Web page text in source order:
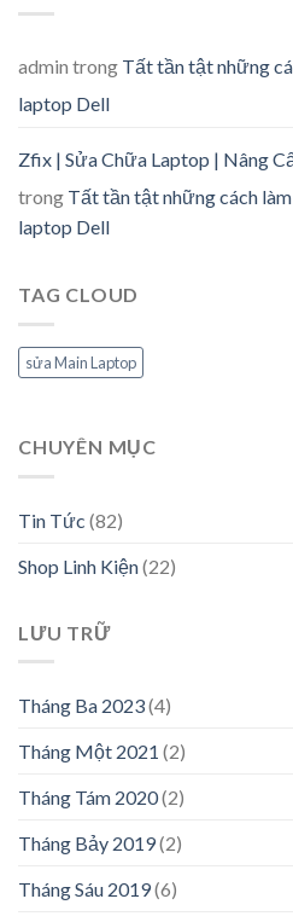
admin trong Tất tần tật những
laptop Dell
Zfix | Sửa Chữa Laptop | Nâng
trong Tất tần tật những cách
laptop Dell
TAG CLOUD
sửa Main Laptop
CHUYÊN MỤC
Tin Tức (82)
Shop Linh Kiện(22)
LƯU TRỮ
Tháng Ba 2023(4)
Tháng Một 2021 (2)
Tháng Tám 2020(2)
Tháng Bảy 2019(2)
Tháng Sáu 2019(6)